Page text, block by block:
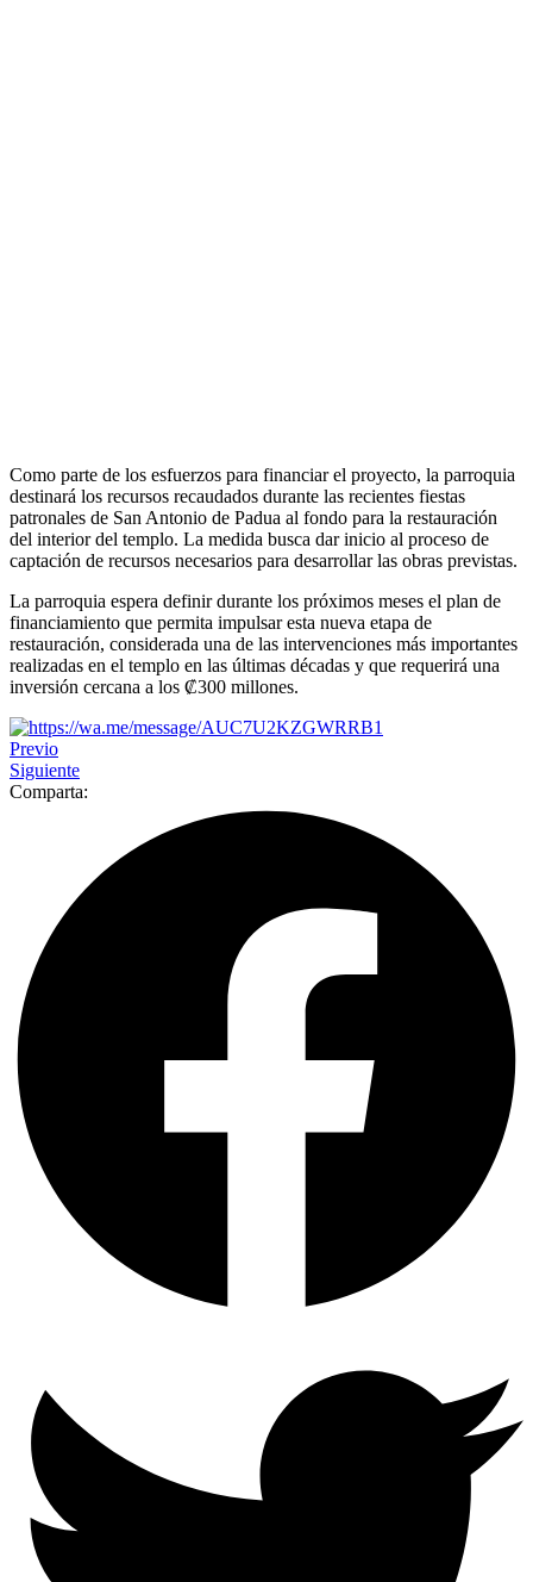
Como parte de los esfuerzos para financiar el proyecto, la parroquia
destinará los recursos recaudados durante las recientes fiestas
patronales de San Antonio de Padua al fondo para la restauración
del interior del templo. La medida busca dar inicio al proceso de
captación de recursos necesarios para desarrollar las obras previstas.
La parroquia espera definir durante los próximos meses el plan de
financiamiento que permita impulsar esta nueva etapa de
restauración, considerada una de las intervenciones más importantes
realizadas en el templo en las últimas décadas y que requerirá una
inversión cercana a los ₡300 millones.
Previo
Siguiente
Comparta: